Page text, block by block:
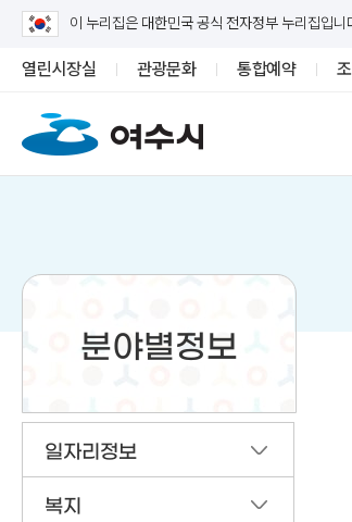
이 누리집은 대한민국 공식 전자정부 누리집입니
열린시장실 관광문화 통합예약
분야별정보
일자리정보
복지